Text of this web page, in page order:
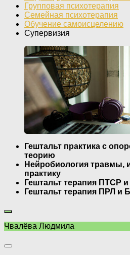
Групповая психотерапия
Семейная психотерапия
Обучение самоисцелению
Супервизия
Гештальт практика с
теорию
Нейробиология травмы,
практику
Гештальт терапия ПТСР
Гештальт терапия ПРЛ и
Чвалёва Людмила